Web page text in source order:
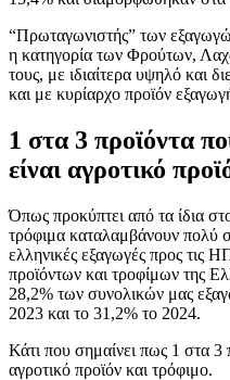
“Πρωταγωνιστής” των
η κατηγορία των Φρούτων,
τους, με ιδιαίτερα υψηλό και
και με κυρίαρχο προϊόν
1 στα 3 προϊόντα
είναι αγροτικό
Όπως προκύπτει από τα ίδια
τρόφιμα καταλαμβάνουν πολύ
ελληνικές εξαγωγές προς τις
προϊόντων και τροφίμων της
28,2% των συνολικών μας
2023 και το 31,2% το 2024.
Κάτι που σημαίνει πως 1 στα 3
αγροτικό προϊόν και τρόφιμο.